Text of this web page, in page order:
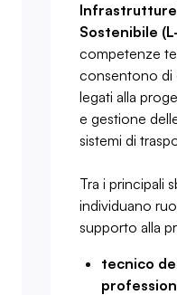
Sostenibile
competenze
consentono di
legati alla
e gestione
sistemi di
Tra i principali
individuano
supporto alla
tecnico